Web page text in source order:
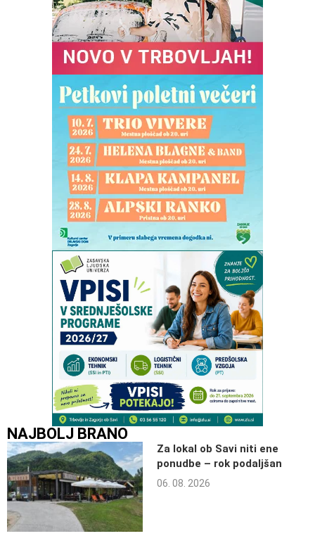
NAJBOLJ BRANO
Za lokal ob Savi niti ene
ponudbe – rok podaljšan
06. 08. 2026